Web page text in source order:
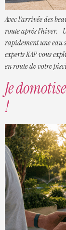
Avec l’arrivée des
route après l’hiver.
rapidement une eau
experts KAP vous
en route de votre
Je
!